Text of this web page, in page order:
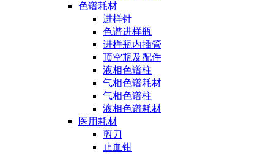
色谱耗材
进样针
色谱进样瓶
进样瓶内插管
顶空瓶及配件
液相色谱柱
气相色谱耗材
气相色谱柱
液相色谱耗材
医用耗材
剪刀
止血钳